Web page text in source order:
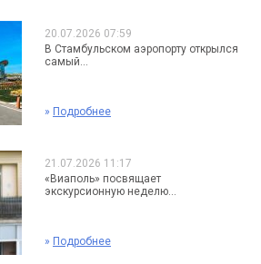
20.07.2026 07:59
В Стамбульском аэропорту открылся
самый...
» Подробнее
21.07.2026 11:17
«Виаполь» посвящает
экскурсионную неделю...
» Подробнее